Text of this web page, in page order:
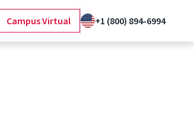
Campus Virtual +1 (800) 894-6994